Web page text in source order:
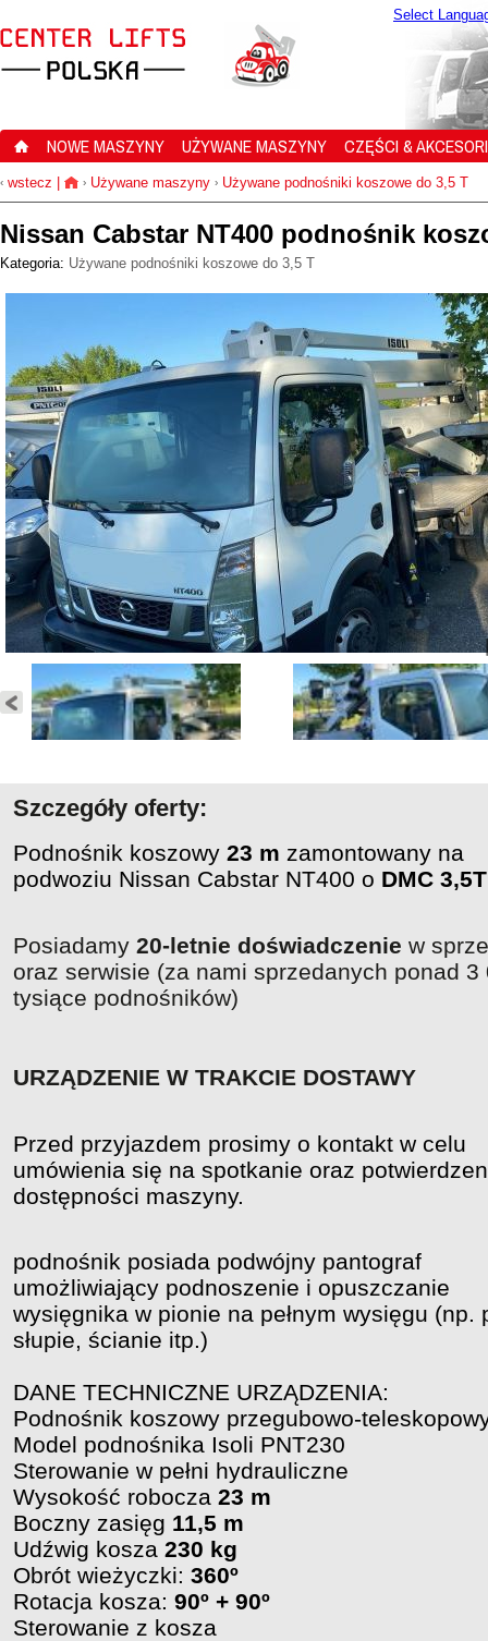
Select
NOWE MASZYNY UŻYWANE MASZYNY CZĘŚCI &
‹ wstecz › Używane maszyny › Używane podnośniki koszowe do 3,5 T
Nissan Cabstar NT400 podnośnik
Kategoria: Używane podnośniki koszowe do 3,5 T
Szczegóły oferty:
Podnośnik koszowy 23 m zamontowany na
podwoziu Nissan Cabstar NT400 o DMC 3,5T
Posiadamy 20-letnie doświadczenie w
oraz serwisie (za nami sprzedanych ponad 3
tysiące podnośników)
URZĄDZENIE W TRAKCIE DOSTAWY
Przed przyjazdem prosimy o kontakt w celu
umówienia się na spotkanie oraz
dostępności maszyny.
podnośnik posiada podwójny pantograf
umożliwiający podnoszenie i opuszczanie
wysięgnika w pionie na pełnym wysięgu (np.
słupie, ścianie itp.)
DANE TECHNICZNE URZĄDZENIA:
Podnośnik koszowy przegubowo-
Model podnośnika Isoli PNT230
Sterowanie w pełni hydrauliczne
Wysokość robocza 23 m
Boczny zasięg 11,5 m
Udźwig kosza 230 kg
Obrót wieżyczki: 360º
Rotacja kosza: 90º + 90º
Sterowanie z kosza